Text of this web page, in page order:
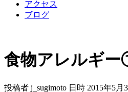
アクセス
ブログ
食物アレルギ
投稿者 j_sugimoto 日時 2015年5月3